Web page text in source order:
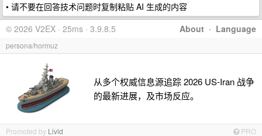
• 请不要在回答技术问题时复制粘贴 AI 生成的内容
About · Language
© 2026 V2EX · 25ms · 3.9.8.5
persona/hormuz
从多个权威信息源追踪 2026 US-Iran 战争
的最新进展，及市场反应。
Promoted by Livid PRO